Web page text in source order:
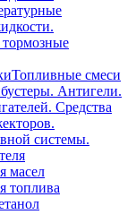
Топливные смеси
Антигели.
Средства
системы.
масел
топлива